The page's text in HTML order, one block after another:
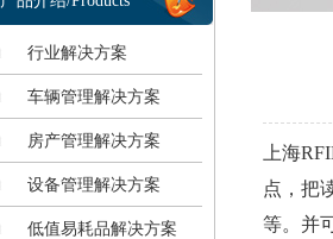
行业解决方案
车辆管理解决方案
房产管理解决方案
设备管理解决方案
低值易耗品解决方案
上海
点，把
等。并